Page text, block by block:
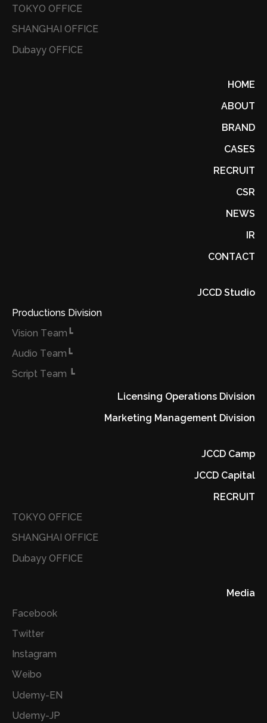
TOKYO OFFICE
SHANGHAI OFFICE
Dubayy OFFICE
HOME
ABOUT
BRAND
CASES
RECRUIT
CSR
NEWS
IR
CONTACT
JCCD Studio
Productions Division
┗Vision Team
┗Audio Team
┗ Script Team
Licensing Operations Division
Marketing Management Division
JCCD Camp
JCCD Capital
RECRUIT
TOKYO OFFICE
SHANGHAI OFFICE
Dubayy OFFICE
Media
Facebook
Twitter
Instagram
Weibo
Udemy-EN
Udemy-JP